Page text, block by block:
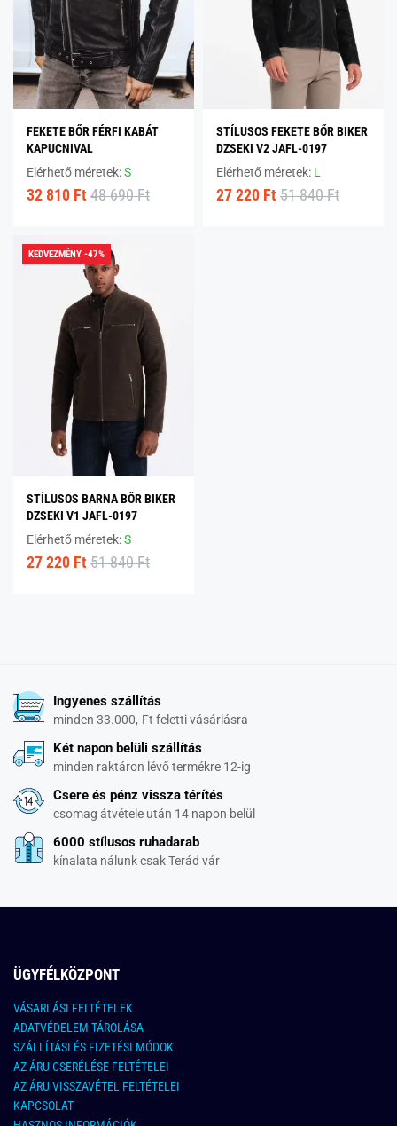
FEKETE BŐR FÉRFI KABÁT
KAPUCNIVAL
Elérhető méretek:S
32 810 Ft 48 690 Ft
STÍLUSOS FEKETE BŐR BIKER
DZSEKI V2 JAFL-0197
Elérhető méretek: L
27 220 Ft 51 840 Ft
KEDVEZMÉNY -47%
STÍLUSOS BARNA BŐR BIKER
DZSEKI V1 JAFL-0197
Elérhető méretek:S
27 220 Ft 51 840 Ft
Ingyenes szállítás
minden 33.000,-Ft feletti vásárlásra
Két napon belüli szállítás
minden raktáron lévő termékre 12-ig
Csere és pénz vissza térítés
csomag átvétele után 14 napon belül
6000 stílusos ruhadarab
kínalata nálunk csak Terád vár
ÜGYFÉLKÖZPONT
VÁSARLÁSI FELTÉTELEK
ADATVÉDELEM TÁROLÁSA
SZÁLLÍTÁSI ÉS FIZETÉSI MÓDOK
AZ ÁRU CSERÉLÉSE FELTÉTELEI
AZ ÁRU VISSZAVÉTEL FELTÉTELEI
KAPCSOLAT